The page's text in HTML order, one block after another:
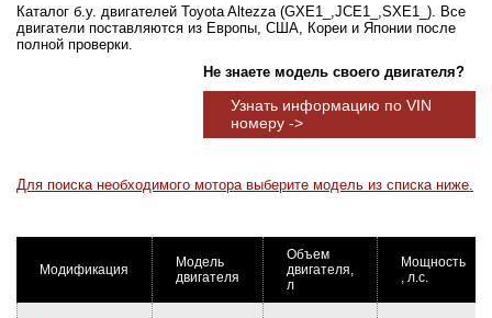
Каталог б.у. двигателей Toyota Altezza (GXE1_,JCE1_,SXE1_). Все
двигатели поставляются из Европы, США, Кореи и Японии после
полной проверки.
Не знаете модель своего двигателя?
Узнать информацию по VIN
номеру ->
Для поиска необходимого мотора выберите модель из списка ниже.
Модификация
Модель
двигателя
Объем
двигателя,
л
Мощность
, л.с.